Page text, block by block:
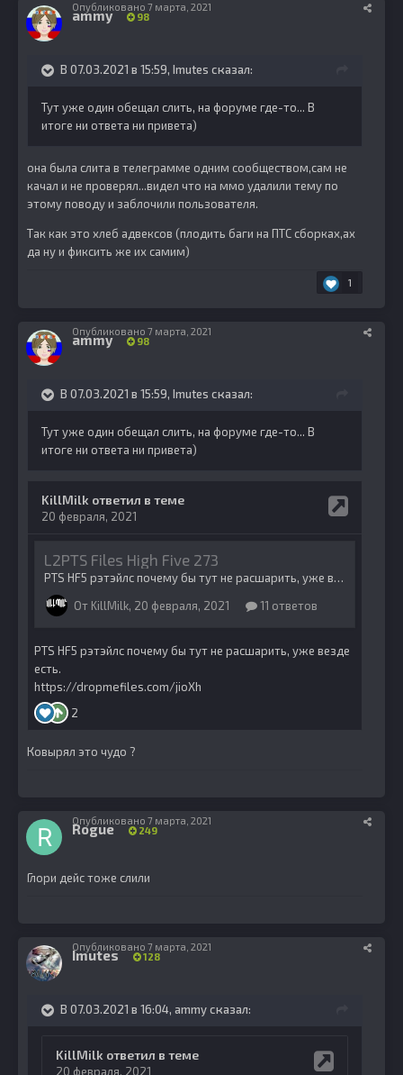
ammy 98
Опубликовано 7 марта, 2021
В 07.03.2021 в 15:59, Imutes сказал:
Тут уже один обещал слить, на форуме где-то... В
итоге ни ответа ни привета)
она была слита в телеграмме одним сообществом,сам не
качал и не проверял...видел что на ммо удалили тему по
этому поводу и заблочили пользователя.
Так как это хлеб адвексов (плодить баги на ПТС сборках,ах
да ну и фиксить же их самим)
1
ammy 98
Опубликовано 7 марта, 2021
В 07.03.2021 в 15:59, Imutes сказал:
Тут уже один обещал слить, на форуме где-то... В
итоге ни ответа ни привета)
Ковырял это чудо ?
Rogue 249
Опубликовано 7 марта, 2021
Глори дейс тоже слили
Imutes 128
Опубликовано 7 марта, 2021
В 07.03.2021 в 16:04, ammyсказал: